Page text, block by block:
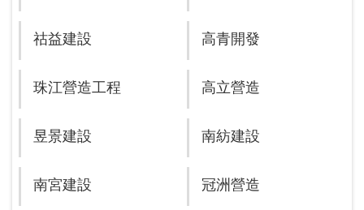
祜益建設 高青開發
珠江營造工程 高立營造
昱景建設 南紡建設
南宮建設 冠洲營造